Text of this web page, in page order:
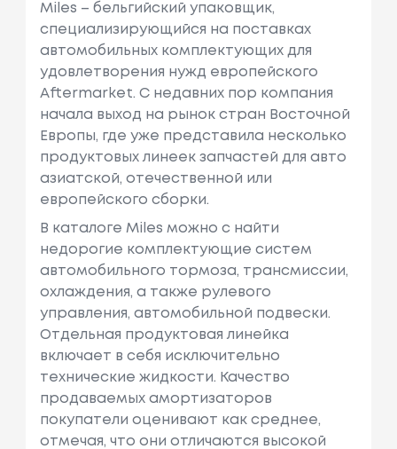
Miles – бельгийский упаковщик,
специализирующийся на поставках
автомобильных комплектующих для
удовлетворения нужд европейского
Aftermarket. С недавних пор компания
начала выход на рынок стран Восточной
Европы, где уже представила несколько
продуктовых линеек запчастей для авто
азиатской, отечественной или
европейского сборки.
В каталоге Miles можно с найти
недорогие комплектующие систем
автомобильного тормоза, трансмиссии,
охлаждения, а также рулевого
управления, автомобильной подвески.
Отдельная продуктовая линейка
включает в себя исключительно
технические жидкости. Качество
продаваемых амортизаторов
покупатели оценивают как среднее,
отмечая, что они отличаются высокой